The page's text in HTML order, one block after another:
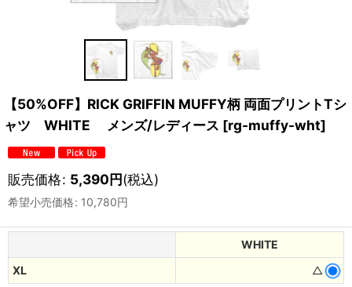
【50%OFF】RICK GRIFFIN MUFFY柄 両面プリントTシ
ャツ WHITE メンズ/レディース [rg-muffy-wht]
販売価格: 5,390円(税込)
希望小売価格: 10,780円
WHITE
XL
△